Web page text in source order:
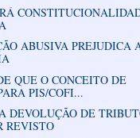
ABUSIVA PREJUDICA
QUE O CONCEITO DE
PIS/COFI...
DEVOLUÇÃO DE
REVISTO